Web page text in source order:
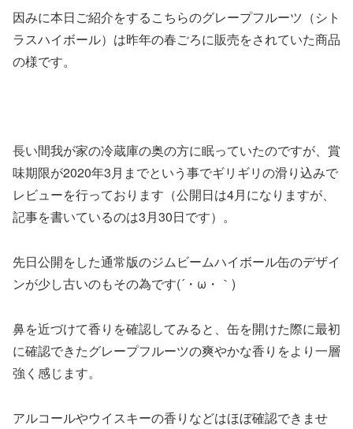
因みに本日ご紹介をするこちらのグレープフルーツ（シト
ラスハイボール）は昨年の春ごろに販売をされていた商品
の様です。
長い間我が家の冷蔵庫の奥の方に眠っていたのですが、賞
味期限が2020年3月までという事でギリギリの滑り込みで
レビューを行っております（公開日は4月になりますが、
記事を書いているのは3月30日です）。
先日公開をした通常版のジムビームハイボール缶のデザイ
ンが少し古いのもその為です(´・ω・｀)
鼻を近づけて香りを確認してみると、缶を開けた際に最初
に確認できたグレープフルーツの爽やかな香りをより一層
強く感じます。
アルコールやウイスキーの香りなどはほぼ確認できませ